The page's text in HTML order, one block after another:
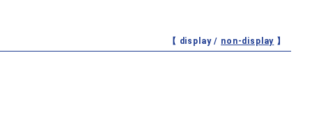
【 display / non-display 】